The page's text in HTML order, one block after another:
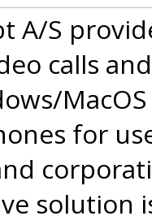
A/S
calls
for
solution